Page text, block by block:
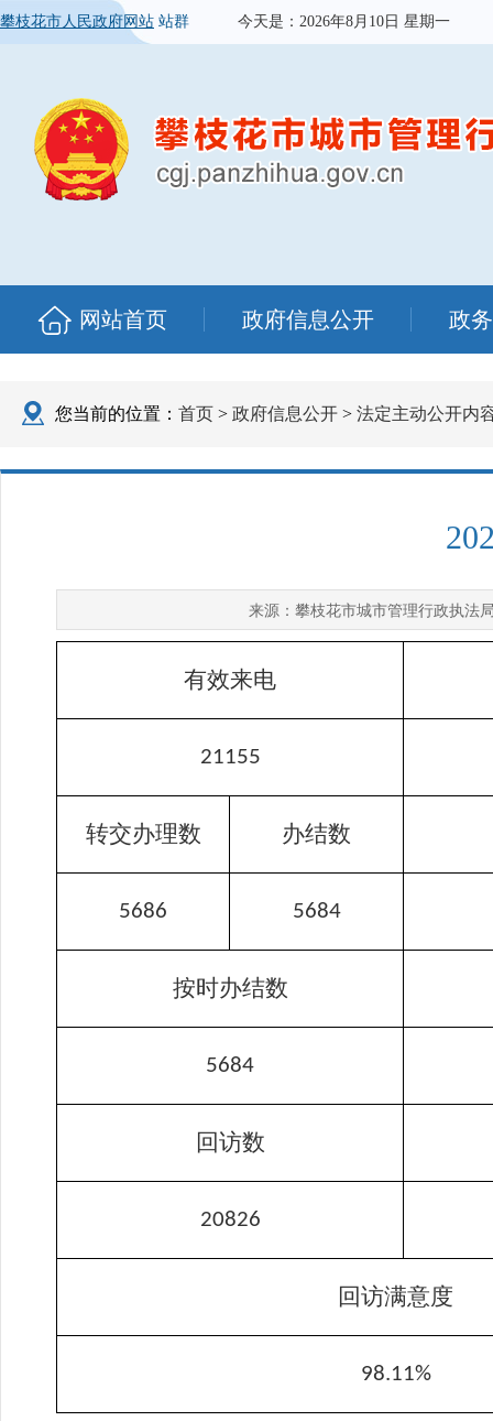
攀枝花市人民政府网站 站群 今天是： 2026年8月10日 星期一
网站首页 政府信息公开 政
您当前的位置： 首页 > 政府信息公开 > 法定主动公开内
来源： 攀枝花市城市管理行政执法
有效来电
21155
转交办理数 办结数
5686 5684
按时办结数
5684
回访数
20826
回访满意度
98.11%